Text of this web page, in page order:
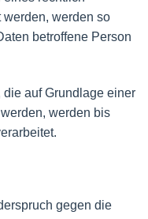
werden, werden so
betroffene Person
auf Grundlage einer
werden bis
gegen die